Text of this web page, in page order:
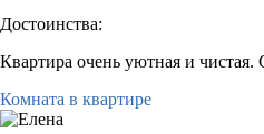
Достоинства:
Квартира очень уютная и чистая.
Комната в квартире